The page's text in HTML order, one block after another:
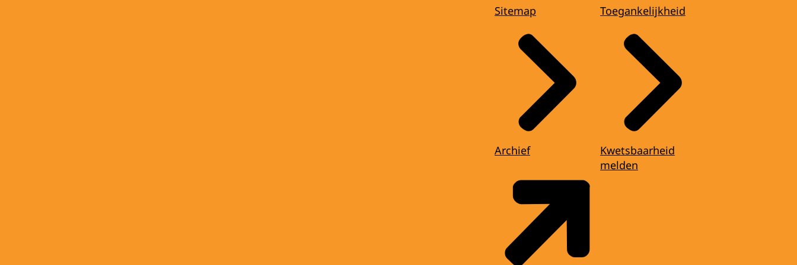
Sitemap
Archief
Toegankelijkheid
Kwetsbaarheid
melden